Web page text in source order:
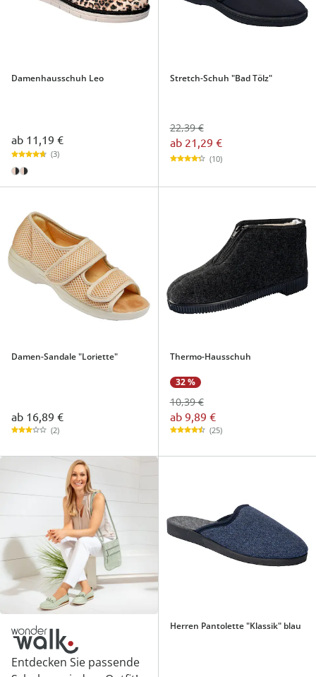
Damenhausschuh Leo
ab 11,19 €
(3)
Stretch-Schuh "Bad Tölz"
22,39 €
ab 21,29 €
(10)
Damen-Sandale "Loriette"
ab 16,89 €
(2)
Thermo-Hausschuh
32 %
10,39 €
ab 9,89 €
(25)
Entdecken Sie passende
Herren Pantolette "Klassik" blau